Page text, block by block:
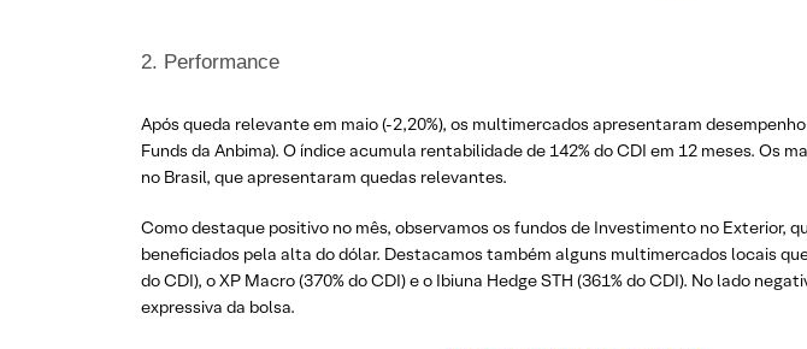
2. Performance
Após queda relevante em maio (-2,20%), os multimercados apresentaram
Funds da Anbima). O índice acumula rentabilidade de 142% do CDI em 12 meses.
no Brasil, que apresentaram quedas relevantes.
Como destaque positivo no mês, observamos os fundos de Investimento no Exterior,
beneficiados pela alta do dólar. Destacamos também alguns multimercados locais
do CDI), o XP Macro (370% do CDI) e o Ibiuna Hedge STH (361% do CDI). No lado
expressiva da bolsa.